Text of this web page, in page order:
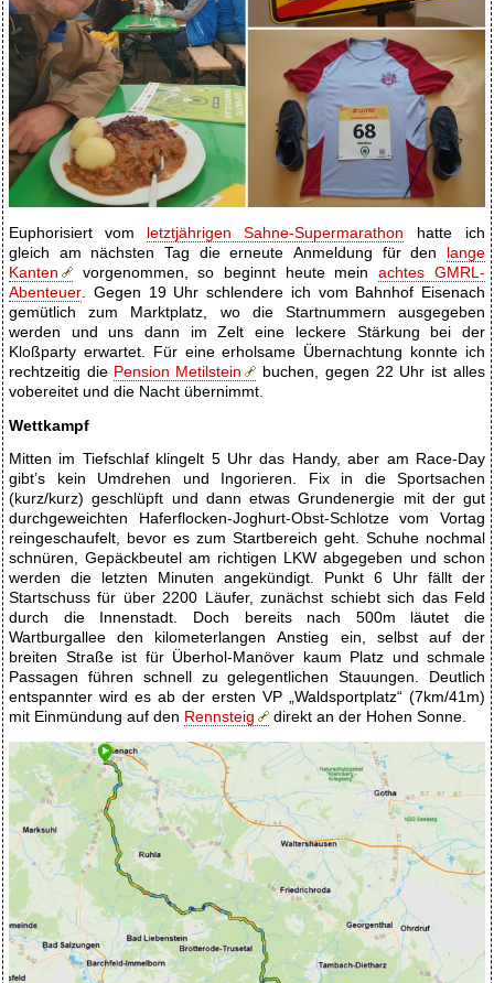
Euphorisiert vom letztjährigen Sahne-Supermarathon hatte ich
gleich am nächsten Tag die erneute Anmeldung für den lange
Kanten
vorgenommen, so beginnt heute mein achtes GMRL -
Abenteuer . Gegen 19 Uhr schlendere ich vom Bahnhof Eisenach
gemütlich zum Marktplatz, wo die Startnummern ausgegeben
werden und uns dann im Zelt eine leckere Stärkung bei der
Kloßparty erwartet. Für eine erholsame Übernachtung konnte ich
rechtzeitig die Pension Metilstein
buchen, gegen 22 Uhr ist alles
vobereitet und die Nacht übernimmt.
Wettkampf
Mitten im Tiefschlaf klingelt 5 Uhr das Handy, aber am Race-Day
gibt’s kein Umdrehen und Ingorieren. Fix in die Sportsachen
(kurz/kurz) geschlüpft und dann etwas Grundenergie mit der gut
durchgeweichten Haferflocken-Joghurt-Obst-Schlotze vom Vortag
reingeschaufelt, bevor es zum Startbereich geht. Schuhe nochmal
schnüren, Gepäckbeutel am richtigen LKW abgegeben und schon
werden die letzten Minuten angekündigt. Punkt 6 Uhr fällt der
Startschuss für über 2200 Läufer, zunächst schiebt sich das Feld
durch die Innenstadt. Doch bereits nach 500m läutet die
Wartburgallee den kilometerlangen Anstieg ein, selbst auf der
breiten Straße ist für Überhol-Manöver kaum Platz und schmale
Passagen führen schnell zu gelegentlichen Stauungen. Deutlich
entspannter wird es ab der ersten VP „Waldsportplatz“ (7km/41m)
mit Einmündung auf den Rennsteig direkt an der Hohen Sonne.